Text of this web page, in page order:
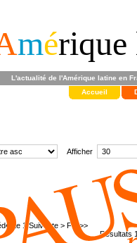
mérique
L'actualité de l'Amérique latine en
Accueil
Afficher
1 Suivante > Fin >>
Résultats